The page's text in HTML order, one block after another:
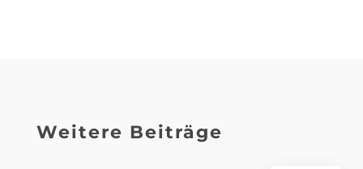
Weitere Beiträge